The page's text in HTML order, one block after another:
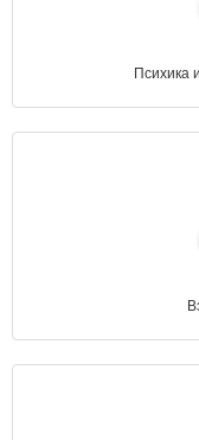
Психика